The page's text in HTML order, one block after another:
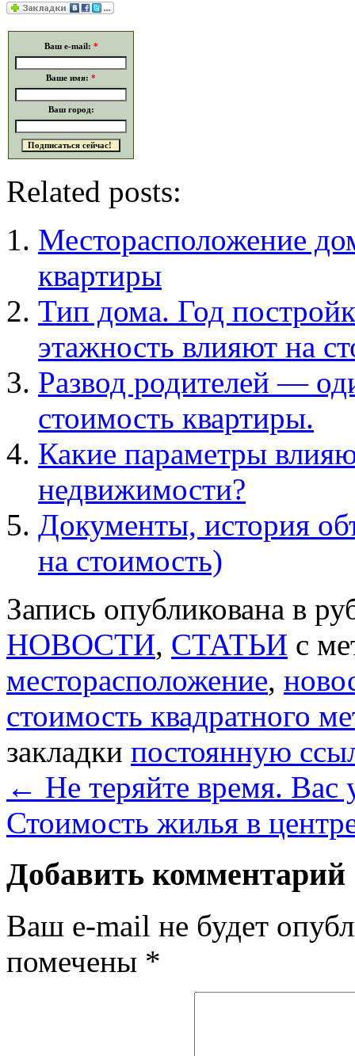
Ваш e-mail: *
Ваше имя: *
Ваш город:
Related posts:
Месторасположение
квартиры
Тип дома. Год
этажность влияют на
Развод родителей —
стоимость квартиры.
Какие параметры
недвижимости?
Документы, история
на стоимость)
Запись опубликована в
НОВОСТИ, СТАТЬИ с
месторасположение,
стоимость квадратного
закладки постоянную
← Не теряйте время. Вас
Стоимость жилья в
Добавить комментарий
Ваш e-mail не будет
помечены *